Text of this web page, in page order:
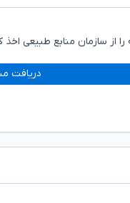
از سازمان منابع طبیعی
دریافت